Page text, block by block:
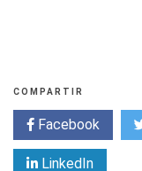
COMPARTIR
Facebook
LinkedIn